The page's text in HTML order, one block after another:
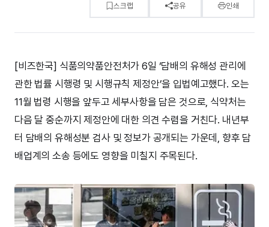
스크랩 공유 인쇄
[비즈한국] 식품의약품안전처가 6일 ‘담배의 유해성 관리에
관한 법률 시행령 및 시행규칙 제정안’을 입법예고했다. 오는
11월 법령 시행을 앞두고 세부사항을 담은 것으로, 식약처는
다음 달 중순까지 제정안에 대한 의견 수렴을 거친다. 내년부
터 담배의 유해성분 검사 및 정보가 공개되는 가운데, 향후 담
배업계의 소송 등에도 영향을 미칠지 주목된다.